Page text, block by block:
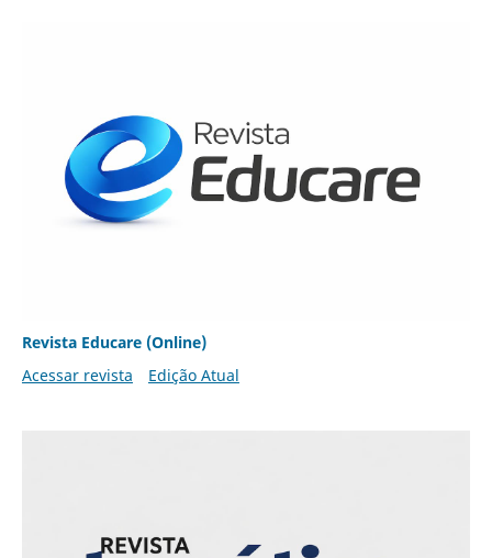
Revista Educare (Online)
Acessar revista
Edição Atual